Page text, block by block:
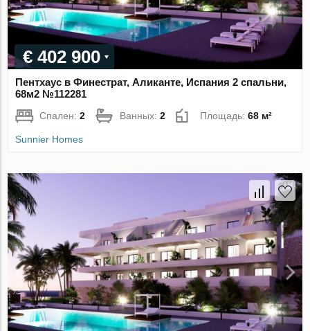
€ 402 900
Пентхаус в Финестрат, Аликанте, Испания 2 спальни,
68м2 №112281
Спален:2 Ванных:2 Площадь:68 м²
Sunnier Homes